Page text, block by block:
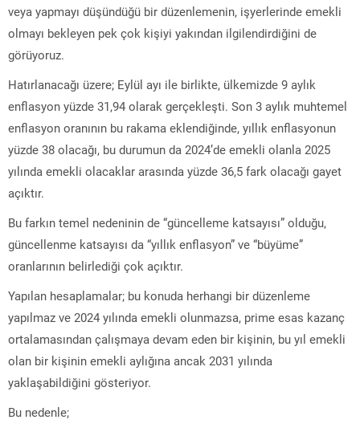
veya yapmayı düşündüğü bir düzenlemenin, işyerlerinde emekli
olmayı bekleyen pek çok kişiyi yakından ilgilendirdiğini de
görüyoruz.
Hatırlanacağı üzere; Eylül ayı ile birlikte, ülkemizde 9 aylık
enflasyon yüzde 31,94 olarak gerçekleşti. Son 3 aylık muhtemel
enflasyon oranının bu rakama eklendiğinde, yıllık enflasyonun
yüzde 38 olacağı, bu durumun da 2024’de emekli olanla 2025
yılında emekli olacaklar arasında yüzde 36,5 fark olacağı gayet
açıktır.
Bu farkın temel nedeninin de “güncelleme katsayısı” olduğu,
güncellenme katsayısı da “yıllık enflasyon” ve “büyüme”
oranlarının belirlediği çok açıktır.
Yapılan hesaplamalar; bu konuda herhangi bir düzenleme
yapılmaz ve 2024 yılında emekli olunmazsa, prime esas kazanç
ortalamasından çalışmaya devam eden bir kişinin, bu yıl emekli
olan bir kişinin emekli aylığına ancak 2031 yılında
yaklaşabildiğini gösteriyor.
Bu nedenle;